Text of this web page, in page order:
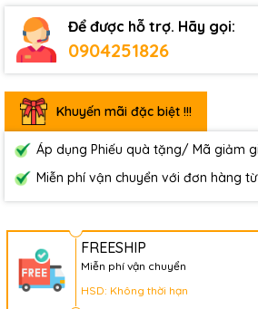
Để được hỗ trợ. Hãy gọi:
0904251826
Khuyến mãi đặc biệt !!!
Áp dụng Phiếu quà tặng/ Mã giảm
Miễn phí vận chuyển với đơn hàng
FREESHIP
Miễn phí vận chuyển
HSD: Không thời hạn